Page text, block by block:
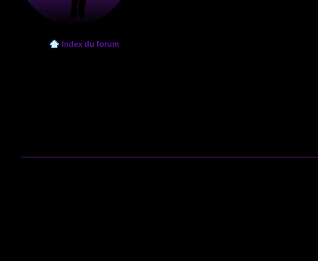
Index du forum